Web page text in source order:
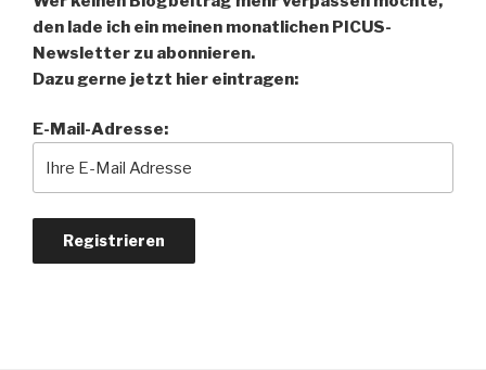
den lade ich ein meinen monatlichen PICUS-
Newsletter zu abonnieren.
Dazu gerne jetzt hier eintragen:
E-Mail-Adresse: